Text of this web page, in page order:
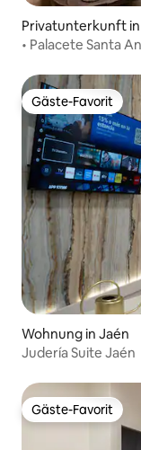
Privatunterkunft
• Palacete Santa
Gäste-Favorit
Gäste-Favorit
Wohnung in Jaén
Judería Suite Jaén
Gäste-Favorit
Gäste-Favorit